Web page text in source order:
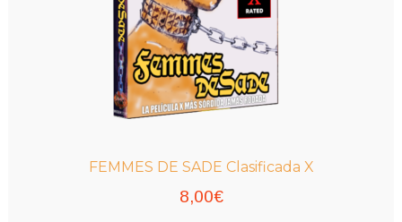
FEMMES DE SADE Clasificada X
8,00€